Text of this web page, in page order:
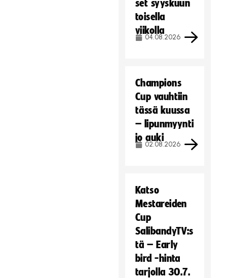
set syyskuun
toisella
viikolla
04.08.2026
Champions
Cup vauhtiin
tässä kuussa
– lipunmyynti
jo auki
02.08.2026
Katso
Mestareiden
Cup
SalibandyTV:s
tä – Early
bird -hinta
tarjolla 30.7.